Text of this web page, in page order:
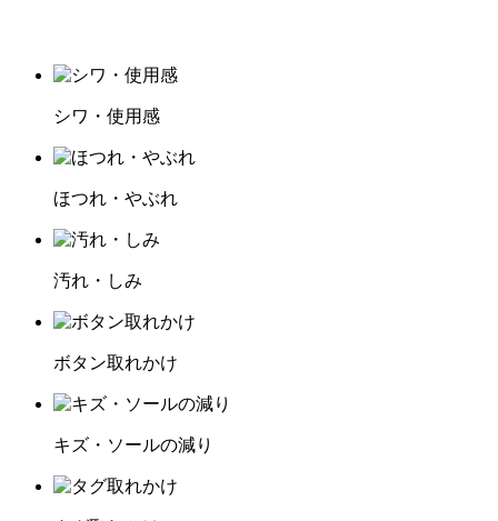
シワ・使用感
ほつれ・やぶれ
汚れ・しみ
ボタン取れかけ
キズ・ソールの減り